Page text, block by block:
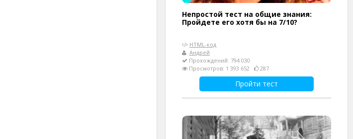
Непростой тест на общие знания:
Пройдете его хотя бы на 7/10?
HTML-код
Андрей
Прохождений: 794 030
Просмотров: 1 393 652
287
Пройти тест